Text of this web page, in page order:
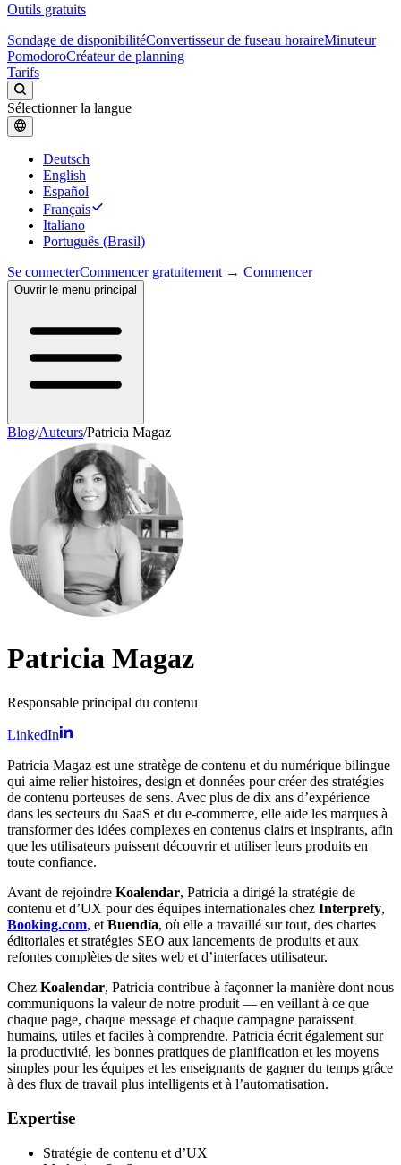
Outils gratuits
Sondage de disponibilitéConvertisseur de fuseau horaireMinuteur
PomodoroCréateur de planning
Tarifs
Sélectionner la langue
Deutsch
English
Español
Français
Italiano
Português (Brasil)
Se connecterCommencer gratuitement → Commencer
Ouvrir le menu principal
Blog/Auteurs/Patricia Magaz
Patricia Magaz
Responsable principal du contenu
LinkedIn
Patricia Magaz est une stratège de contenu et du numérique bilingue
qui aime relier histoires, design et données pour créer des stratégies
de contenu porteuses de sens. Avec plus de dix ans d’expérience
dans les secteurs du SaaS et du e-commerce, elle aide les marques à
transformer des idées complexes en contenus clairs et inspirants, afin
que les utilisateurs puissent découvrir et utiliser leurs produits en
toute confiance.
Avant de rejoindre Koalendar, Patricia a dirigé la stratégie de
contenu et d’UX pour des équipes internationales chez Interprefy,
Booking.com, et Buendía, où elle a travaillé sur tout, des chartes
éditoriales et stratégies SEO aux lancements de produits et aux
refontes complètes de sites web et d’interfaces utilisateur.
Chez Koalendar, Patricia contribue à façonner la manière dont nous
communiquons la valeur de notre produit — en veillant à ce que
chaque page, chaque message et chaque campagne paraissent
humains, utiles et faciles à comprendre. Patricia écrit également sur
la productivité, les bonnes pratiques de planification et les moyens
simples pour les équipes et les enseignants de gagner du temps grâce
à des flux de travail plus intelligents et à l’automatisation.
Expertise
Stratégie de contenu et d’UX